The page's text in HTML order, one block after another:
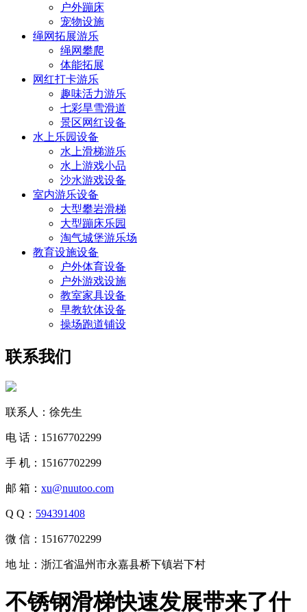
户外蹦床
宠物设施
绳网拓展游乐
绳网攀爬
体能拓展
网红打卡游乐
趣味活力游乐
七彩旱雪滑道
景区网红设备
水上乐园设备
水上滑梯游乐
水上游戏小品
沙水游戏设备
室内游乐设备
大型攀岩滑梯
大型蹦床乐园
淘气城堡游乐场
教育设施设备
户外体育设备
户外游戏设施
教室家具设备
早教软体设备
操场跑道铺设
联系我们
联系人：徐先生
电 话：15167702299
手 机：15167702299
邮 箱： xu@nuutoo.com
Q Q： 594391408
微 信：15167702299
地 址：浙江省温州市永嘉县桥下镇岩下村
不锈钢滑梯快速发展带来了什